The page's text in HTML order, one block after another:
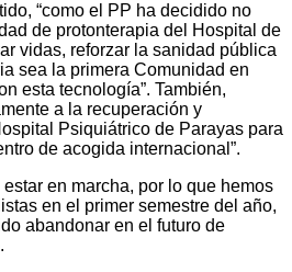
“como el PP ha decidido no
de protonterapia del Hospital de
vidas, reforzar la sanidad pública
sea la primera Comunidad en
esta tecnología”. También,
a la recuperación y
Psiquiátrico de Parayas para
de acogida internacional”.
en marcha, por lo que hemos
en el primer semestre del año,
abandonar en el futuro de